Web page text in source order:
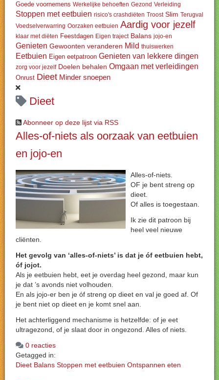
Goede voornemens Werkelijke behoeften Gezond Verleiding
Stoppen met eetbuien risico's crashdiëten Troost Slim Terugval
Voedselverwarring Oorzaken eetbuien Aardig voor jezelf
klaar met diëten Feestdagen Eigen traject Balans jojo-en
Genieten Gewoonten veranderen Mild thuiswerken
Eetbuien Eigen eetpatroon Genieten van lekkere dingen
zorg voor jezelf Doelen behalen Omgaan met verleidingen
Onrust Dieet Minder snoepen
Dieet
Abonneer op deze lijst via RSS
Alles-of-niets als oorzaak van eetbuien
en jojo-en
Alles-of-niets.
OF je bent streng op
dieet.
Of alles is toegestaan.
Ik zie dit patroon bij
heel veel nieuwe
cliënten.
Het gevolg van ‘alles-of-niets’ is dat je óf eetbuien hebt,
óf jojot.
Als je eetbuien hebt, eet je overdag heel gezond, maar kun
je dat ’s avonds niet volhouden.
En als jojo-er ben je óf streng op dieet en val je goed af. Of
je bent niet op dieet en je komt snel aan.
Het achterliggend mechanisme is hetzelfde: of je eet
ultragezond, of je slaat door in ongezond. Alles of niets.
0 reacties
Getagged in:
Dieet Balans Stoppen met eetbuien Ontspannen eten